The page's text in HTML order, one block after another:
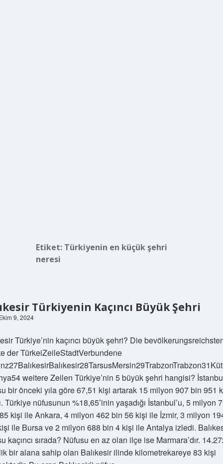
Etiket: Türkiyenin en küçük şehri
neresi
Türkiyenin Kaçıncı Büyük Şehri
9, 2024
Türkiye’nin kaçıncı büyük şehri? Die
der TürkeiZeileStadtVerbundene
weitere Zeilen Türkiye’nin 5 büyük şehri hangisi?
bir önceki yıla göre 67,51 kişi artarak 15 milyon 907 bin 951
Türkiye nüfusunun %18,65’inin yaşadığı İstanbul’u, 5 milyon
kişi ile Ankara, 4 milyon 462 bin 56 kişi ile İzmir, 3 milyon
ile Bursa ve 2 milyon 688 bin 4 kişi ile Antalya izledi.
kaçıncı sırada? Nüfusu en az olan ilçe ise Marmara’dır.
bir alana sahip olan Balıkesir ilinde kilometrekareye 83 kişi